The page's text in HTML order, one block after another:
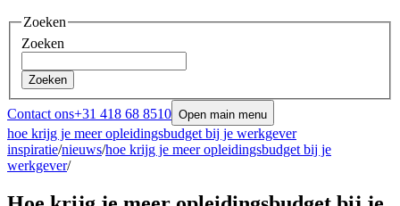
Zoeken
Zoeken
Zoeken
Contact ons+31 418 68 8510 Open main menu
hoe krijg je meer opleidingsbudget bij je werkgever
inspiratie/nieuws/hoe krijg je meer opleidingsbudget bij je
werkgever/